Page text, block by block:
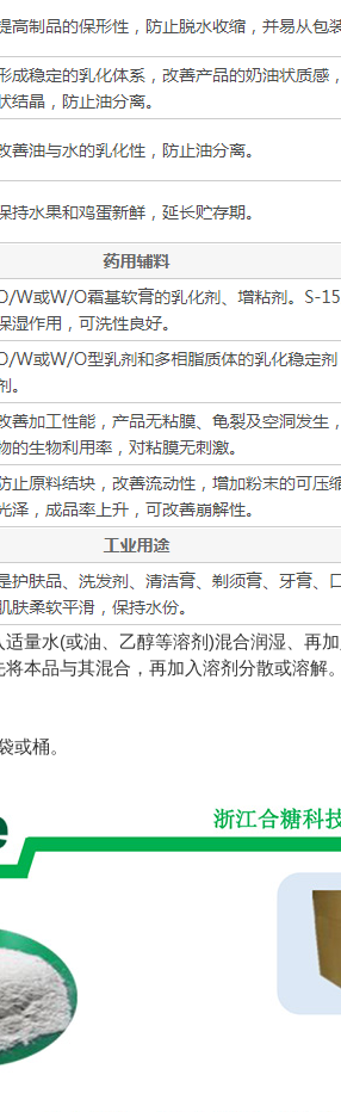
量水(或油、乙醇等溶剂)混合润湿、再
本品与其混合，再加入溶剂分散或溶解
或桶。